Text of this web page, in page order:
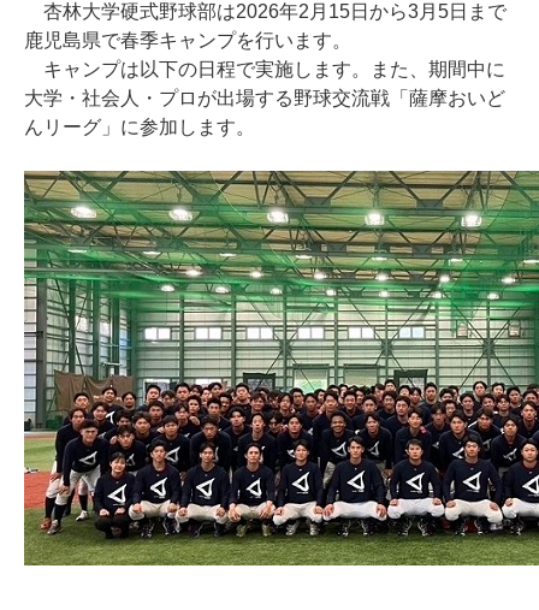
杏林大学硬式野球部は2026年2月15日から3月5日まで
鹿児島県で春季キャンプを行います。
キャンプは以下の日程で実施します。また、期間中に
大学・社会人・プロが出場する野球交流戦「薩摩おいど
んリーグ」に参加します。